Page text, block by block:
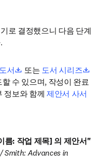
로 결정했으니 다음 단계
도서 opens in new tab/
또는 도서 시리즈
수 있으며, 작성이 완료
정보와 함께 제안서 사서
Smith: Advances in